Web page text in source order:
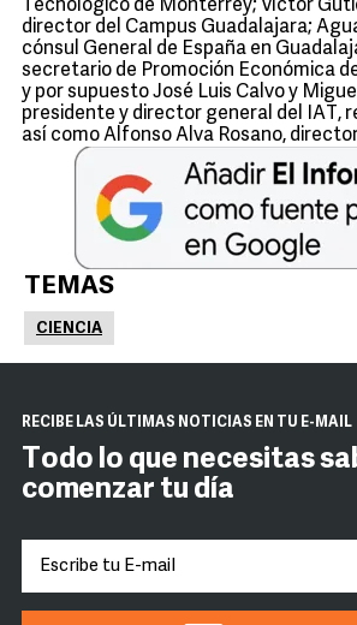
Tecnológico de Monterrey; Víctor
director del Campus Guadalajara;
cónsul General de España en
secretario de Promoción Económica
y por supuesto José Luis Calvo y
presidente y director general del IAT,
así como Alfonso Alva Rosano,
TEMAS
CIENCIA
RECIBE LAS ÚLTIMAS NOTICIAS EN TU E-MAIL
Todo lo que necesitas
comenzar tu día